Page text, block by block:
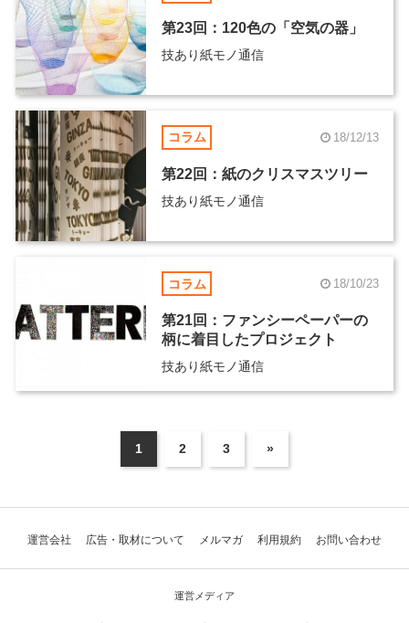
第23回：120色の「空気の器」
技あり紙モノ通信
コラム 18/12/13
第22回：紙のクリスマスツリー
技あり紙モノ通信
コラム 18/10/23
第21回：ファンシーペーパーの
柄に着目したプロジェクト
技あり紙モノ通信
1 2 3 »
運営会社 広告・取材について メルマガ 利用規約 お問い合わせ
運営メディア